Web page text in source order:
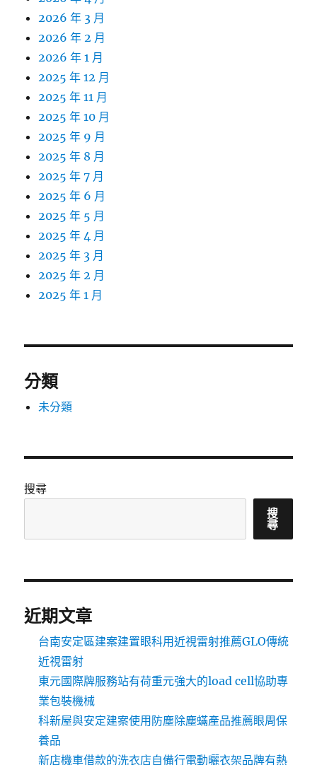
2026 年 3 月
2026 年 2 月
2026 年 1 月
2025 年 12 月
2025 年 11 月
2025 年 10 月
2025 年 9 月
2025 年 8 月
2025 年 7 月
2025 年 6 月
2025 年 5 月
2025 年 4 月
2025 年 3 月
2025 年 2 月
2025 年 1 月
分類
未分類
搜尋
搜
尋
近期文章
台南安定區建案建置眼科用近視雷射推薦GLO傳統
近視雷射
東元國際牌服務站有荷重元強大的load cell協助專
業包裝機械
科新屋與安定建案使用防塵除塵蟎產品推薦眼周保
養品
新店機車借款的洗衣店自備行電動曬衣架品牌有熱